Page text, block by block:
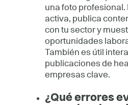
una foto profesional.
activa, publica
con tu sector y
oportunidades
También es útil
publicaciones de
empresas clave.
¿Qué errores